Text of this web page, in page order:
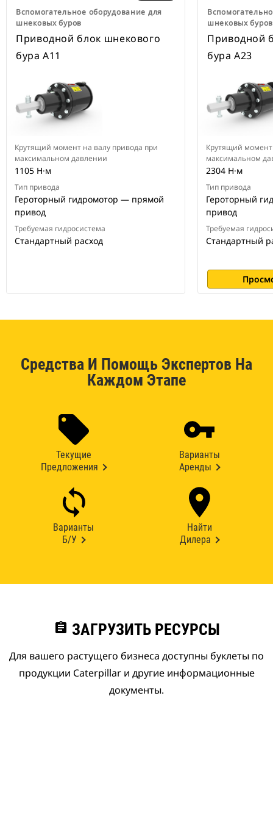
Вспомогательное оборудование для
шнековых буров
Приводной блок шнекового
бура A11
Крутящий момент на валу привода при
максимальном давлении
1105 Н·м
Тип привода
Героторный гидромотор — прямой
привод
Требуемая гидросистема
Стандартный расход
шнековых буров
Приводной
бура A23
Крутящий
максимальном
2304 Н·м
Тип привода
Героторный
привод
Требуемая
Стандартный
Средства И Помощь Экспертов На
Каждом Этапе
Текущие
Предложения
Варианты
Аренды
Варианты
Б/У
Найти
Дилера
assignment ЗАГРУЗИТЬ РЕСУРСЫ
Для вашего растущего бизнеса доступны буклеты по
продукции Caterpillar и другие информационные
документы.